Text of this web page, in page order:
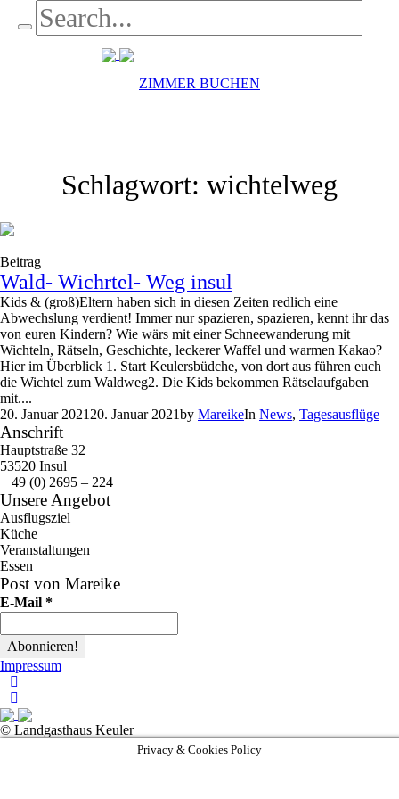
ZIMMER BUCHEN
Schlagwort: wichtelweg
Beitrag
Wald- Wichrtel- Weg insul
Kids & (groß)Eltern haben sich in diesen Zeiten redlich eine
Abwechslung verdient! Immer nur spazieren, spazieren, kennt ihr das
von euren Kindern? Wie wärs mit einer Schneewanderung mit
Wichteln, Rätseln, Geschichte, leckerer Waffel und warmen Kakao?
Hier im Überblick 1. Start Keulersbüdche, von dort aus führen euch
die Wichtel zum Waldweg2. Die Kids bekommen Rätselaufgaben
mit....
20. Januar 2021 20. Januar 2021by MareikeIn News, Tagesausflüge
Anschrift
Hauptstraße 32
53520 Insul
+ 49 (0) 2695 – 224
Unsere Angebot
Ausflugsziel
Küche
Veranstaltungen
Essen
Post von Mareike
E-Mail *
Impressum
© Landgasthaus Keuler
Privacy & Cookies Policy